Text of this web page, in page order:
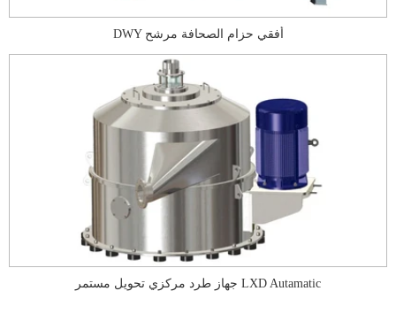
DWY أفقي حزام الصحافة مرشح
جهاز طرد مركزي تحويل مستمر LXD Autamatic